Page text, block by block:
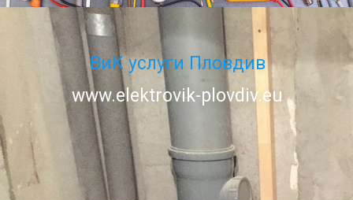
ВиК услуги Пловдив
www.elektrovik-plovdiv.eu